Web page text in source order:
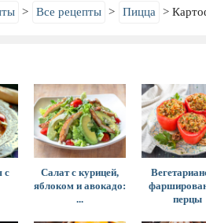
Все рецепты Пицца
с
Салат с курицей,
яблоком и авокадо:
...
перцы